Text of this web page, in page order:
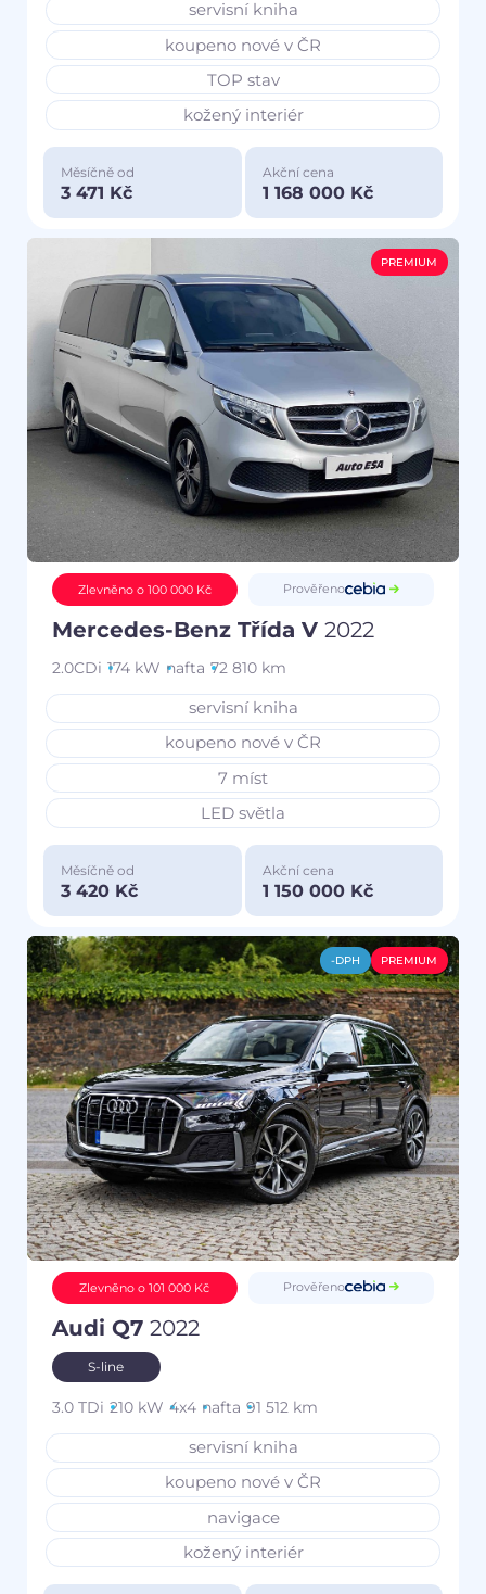
servisní kniha
koupeno nové v ČR
TOP stav
kožený interiér
Měsíčně od
3 471 Kč
Akční cena
1 168 000 Kč
PREMIUM
Zlevněno o 100 000 Kč Prověřeno
Mercedes-Benz Třída V 2022
2.0CDi 174 kW nafta 72 810 km
servisní kniha
koupeno nové v ČR
7 míst
LED světla
Měsíčně od
3 420 Kč
Akční cena
1 150 000 Kč
-DPH PREMIUM
Zlevněno o 101 000 Kč Prověřeno
Audi Q7 2022
S-line
3.0 TDi 210 kW 4x4 nafta 91 512 km
servisní kniha
koupeno nové v ČR
navigace
kožený interiér